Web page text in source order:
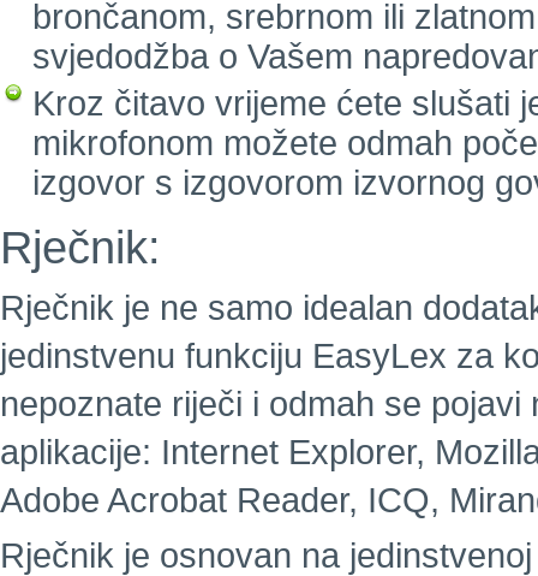
brončanom, srebrnom ili
svjedodžba o Vašem
Kroz čitavo vrijeme ćete slušati
mikrofonom možete odmah
izgovor s izgovorom izvornog
Rječnik:
Rječnik je ne samo idealan
jedinstvenu funkciju EasyLex za
nepoznate riječi i odmah se
aplikacije: Internet Explorer,
Adobe Acrobat Reader, ICQ,
Rječnik je osnovan na